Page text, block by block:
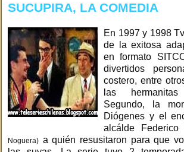
SUCUPIRA, LA COMEDIA
En 1997 y 1998
de la exitosa
en formato
divertidos
costero, entre
las
Segundo, la
Diógenes y el
alcálde Federico
Noguera) a quién resusitaron para que